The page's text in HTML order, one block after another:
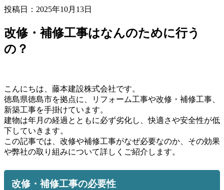
投稿日：2025年10月13日
改修・補修工事はなんのために行う
の？
こんにちは、藤本建設株式会社です。
徳島県徳島市を拠点に、リフォーム工事や改修・補修工事、
新築工事を手掛けています。
建物は年月の経過とともに必ず劣化し、快適さや安全性が低
下していきます。
この記事では、改修や補修工事がなぜ必要なのか、その効果
や弊社の取り組みについて詳しくご紹介します。
改修・補修工事の必要性